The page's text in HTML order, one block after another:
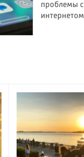
проблемы
интернетом